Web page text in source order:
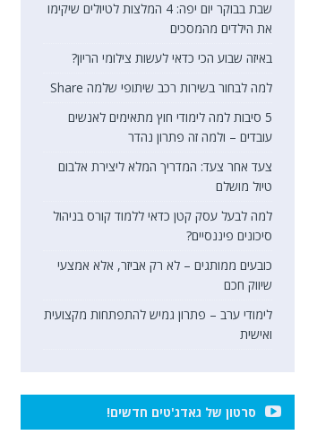
שבת בבוקר יום יפה: 4 המלצות לטיולים שיקימו
את הילדים מהמסכים
באיזה שבוע הכי כדאי לעשות צילומי הריון?
למה לבחור בשירות רכב שיתופי שלמה Share
5 סיבות למה לימודי חוץ מתאימים לאנשים
עובדים – ולמה זה פתרון נהדר
צעד אחר צעד: המדריך המלא ליצירת אלבום
טיול מושלם
למה לבעל עסק קטן כדאי ללמוד קורס בניהול
סיכונים פיננסיים?
כובעים ממותגים – לא רק אביזר, אלא אמצעי
שיווק חכם
לימודי ערב – פתרון גמיש להתפתחות מקצועית
ואישית
סרטון של גאדג'טים חדשים!